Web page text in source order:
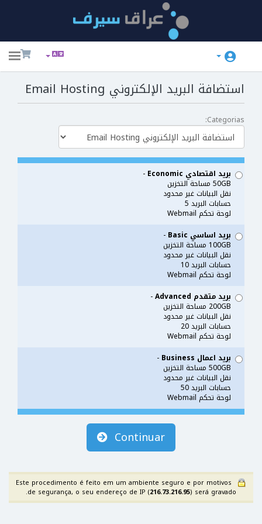
استضافة البريد الإلكتروني Email Hosting
Categorias:
بريد اقتصادي Economic -
50GB مساحة التخزين
نقل البيانات غير محدود
حسابات البريد 5
لوحة تحكم Webmail
بريد اساسي Basic
-
100GB مساحة التخزين
نقل البيانات غير محدود
حسابات البريد 10
لوحة تحكم Webmail
بريد متقدم Advanced
-
200GB مساحة التخزين
نقل البيانات غير محدود
حسابات البريد 20
لوحة تحكم Webmail
بريد اعمال Business
-
500GB مساحة التخزين
نقل البيانات غير محدود
حسابات البريد 50
لوحة تحكم Webmail
Continuar
Este procedimento é feito em um ambiente seguro e por motivos
de segurança, o seu endereço de IP (216.73.216.95) será gravado.